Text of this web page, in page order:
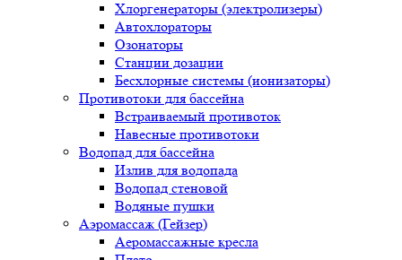
Хлоргенераторы (электролизеры)
Автохлораторы
Озонаторы
Станции дозации
Бесхлорные системы (ионизаторы)
Противотоки для бассейна
Встраиваемый противоток
Навесные противотоки
Водопад для бассейна
Излив для водопада
Водопад стеновой
Водяные пушки
Аэромассаж (Гейзер)
Аеромассажные кресла